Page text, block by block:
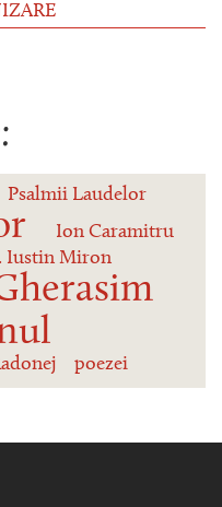
Psalmii Laudelor
Ion Caramitru
Iustin Miron
poezei